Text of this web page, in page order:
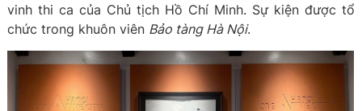
vinh thi ca của Chủ tịch Hồ Chí Minh. Sự kiện được tổ
chức trong khuôn viên Bảo tàng Hà Nội.